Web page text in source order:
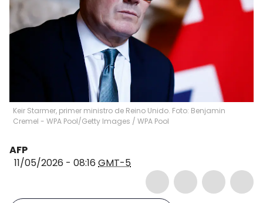
Keir Starmer, primer ministro de Reino Unido. Foto: Benjamin
Cremel - WPA Pool/Getty Images / WPA Pool
AFP
11/05/2026 - 08:16 GMT-5